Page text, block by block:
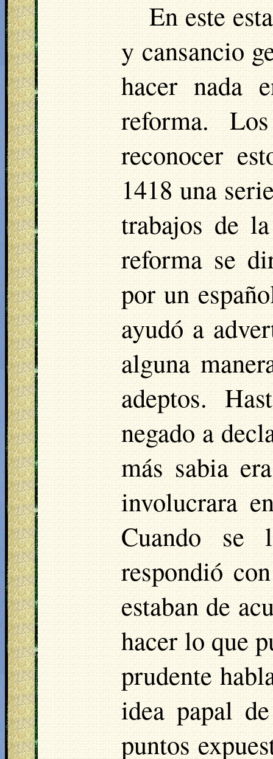
En este
y cansancio
hacer nada
reforma.
reconocer
1418 una
trabajos de
reforma se
por un
ayudó a
alguna
adeptos.
negado a
más sabia
involucrara
Cuando se
respondió
estaban de
hacer lo que
prudente
idea papal
puntos